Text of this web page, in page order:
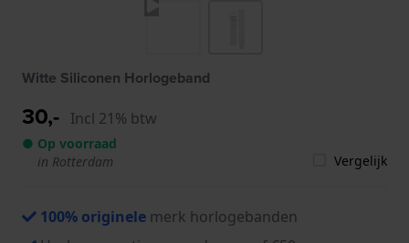
Witte Siliconen Horlogeband
30,- Incl 21% btw
● Op voorraad
in Rotterdam
Vergelijk
100% originele merk horlogebanden